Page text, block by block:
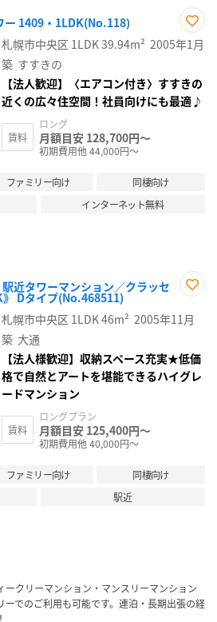
ー 1409・1LDK(No.118)
お気
に入
札幌市中央区 1LDK39.94m² 2005年1月
築 すすきの
【法人歓迎】〈エアコン付き〉すすきの
近くの広々住空間！社員向けにも最適♪
賃料
ロング
月額目安 128,700円～
初期費用他 44,000円～
ファミリー向け
同棲向け
インターネット無料
駅近タワーマンション／クラッセ
Dタイプ(No.468511)
に入
り登
札幌市中央区 1LDK46m² 2005年11月
築 大通
【法人様歓迎】収納スペース充実★低価
格で自然とアートを堪能できるハイグレ
ードマンション
賃料
ロングプラン
月額目安 125,400円～
初期費用他 40,000円～
ファミリー向け
同棲向け
駅近
クリーマンション・マンスリーマンション
でのご利用も可能です。連泊・長期出張の経